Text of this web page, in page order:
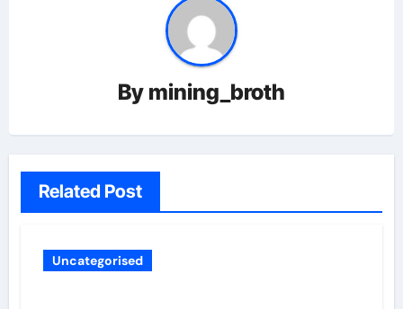
By mining_broth
Related Post
Uncategorised